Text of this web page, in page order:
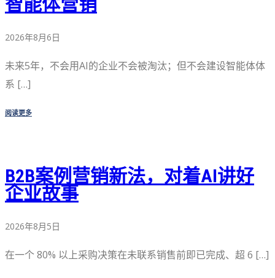
2026年8月6日
未来5年，不会用AI的企业不会被淘汰；但不会建设智能体体
系 […]
阅读更多
B2B案例营销新法，对着AI讲好
企业故事
2026年8月5日
在一个 80% 以上采购决策在未联系销售前即已完成、超 6 […]